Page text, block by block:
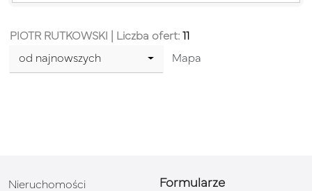
PIOTR RUTKOWSKI | Liczba ofert:11
od najnowszych
Mapa
Nieruchomości
Formularze